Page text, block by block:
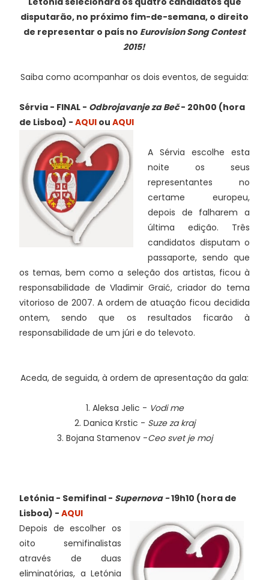
disputarão, no próximo fim-de-semana, o direito
de representar o país no Eurovision Song Contest
2015!
Saiba como acompanhar os dois eventos, de seguida:
Sérvia - FINAL - Odbrojavanje za Beč- 20h00 (hora
de Lisboa) - AQUI ou AQUI
A Sérvia escolhe esta
noite os seus
representantes no
certame europeu,
depois de falharem a
última edição. Três
candidatos disputam o
passaporte, sendo que
os temas, bem como a seleção dos artistas, ficou à
responsabilidade de Vladimir Graić, criador do tema
vitorioso de 2007. A ordem de atuação ficou decidida
ontem, sendo que os resultados ficarão à
responsabilidade de um júri e do televoto.
Aceda, de seguida, à ordem de apresentação da gala:
1. Aleksa Jelic - Vodi me
2. Danica Krstic - Suze za kraj
3. Bojana Stamenov -Ceo svet je moj
Letónia - Semifinal - Supernova -19h10 (hora de
Lisboa) - AQUI
Depois de escolher os
oito semifinalistas
através de duas
eliminatórias, a Letónia